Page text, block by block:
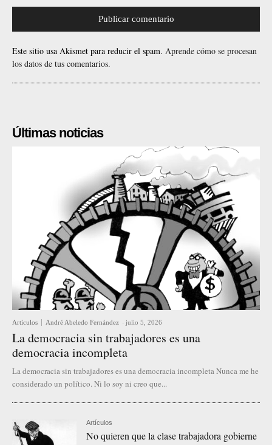
Este sitio usa Akismet para reducir el spam. Aprende cómo se procesan
los datos de tus comentarios.
Últimas noticias
Artículos André Abeledo Fernández - julio 5, 2026
La democracia sin trabajadores es una
democracia incompleta
La democracia sin trabajadores es una democracia incompleta Nunca me he
considerado un político. Ni lo soy ni creo que...
Artículos
No quieren que la clase trabajadora gobierne